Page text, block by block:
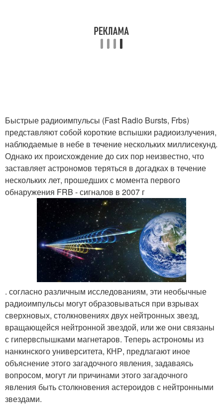
Быстрые радиоимпульсы (Fast Radio Bursts, Frbs)
представляют собой короткие вспышки радиоизлучения,
наблюдаемые в небе в течение нескольких миллисекунд.
Однако их происхождение до сих пор неизвестно, что
заставляет астрономов теряться в догадках в течение
нескольких лет, прошедших с момента первого
обнаружения FRB - сигналов в 2007 г
. согласно различным исследованиям, эти необычные
радиоимпульсы могут образовываться при взрывах
сверхновых, столкновениях двух нейтронных звезд,
вращающейся нейтронной звездой, или же они связаны
с гипервспышками магнетаров. Теперь астрономы из
нанкинского университета, КНР, предлагают иное
объяснение этого загадочного явления, задаваясь
вопросом, могут ли причинами этого загадочного
явления быть столкновения астероидов с нейтронными
звездами.